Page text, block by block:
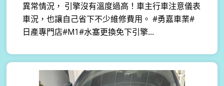
異常情況， 引擎沒有溫度過高！車主行車注意儀表
車況，也讓自己省下不少維修費用。 #勇嘉車業#
日產專門店#M1#水塞更換免下引擎...